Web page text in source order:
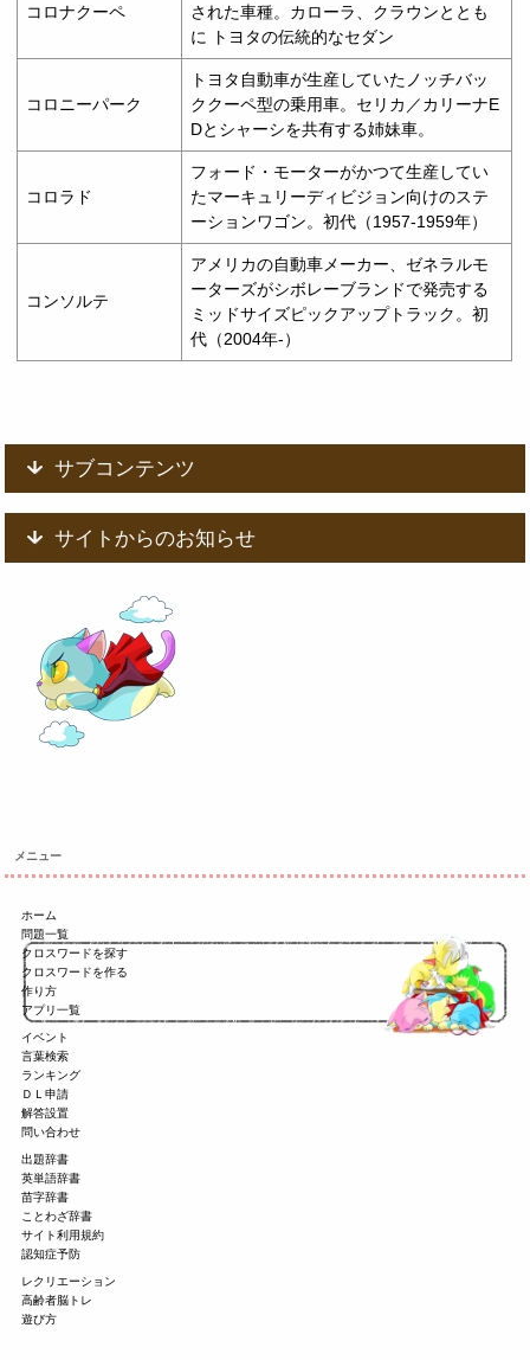
コロナクーペ
された車種。カローラ、クラウンととも
に トヨタの伝統的なセダン
コロニーパーク
トヨタ自動車が生産していたノッチバッ
ククーペ型の乗用車。セリカ／カリーナE
Dとシャーシを共有する姉妹車。
コロラド
フォード・モーターがかつて生産してい
たマーキュリーディビジョン向けのステ
ーションワゴン。初代（1957-1959年）
コンソルテ
アメリカの自動車メーカー、ゼネラルモ
ーターズがシボレーブランドで発売する
ミッドサイズピックアップトラック。初
代（2004年-）
サブコンテンツ
サイトからのお知らせ
メニュー
ホーム
問題一覧
クロスワードを探す
クロスワードを作る
作り方
アプリ一覧
イベント
言葉検索
ランキング
ＤＬ申請
解答設置
問い合わせ
出題辞書
英単語辞書
苗字辞書
ことわざ辞書
サイト利用規約
認知症予防
レクリエーション
高齢者脳トレ
遊び方